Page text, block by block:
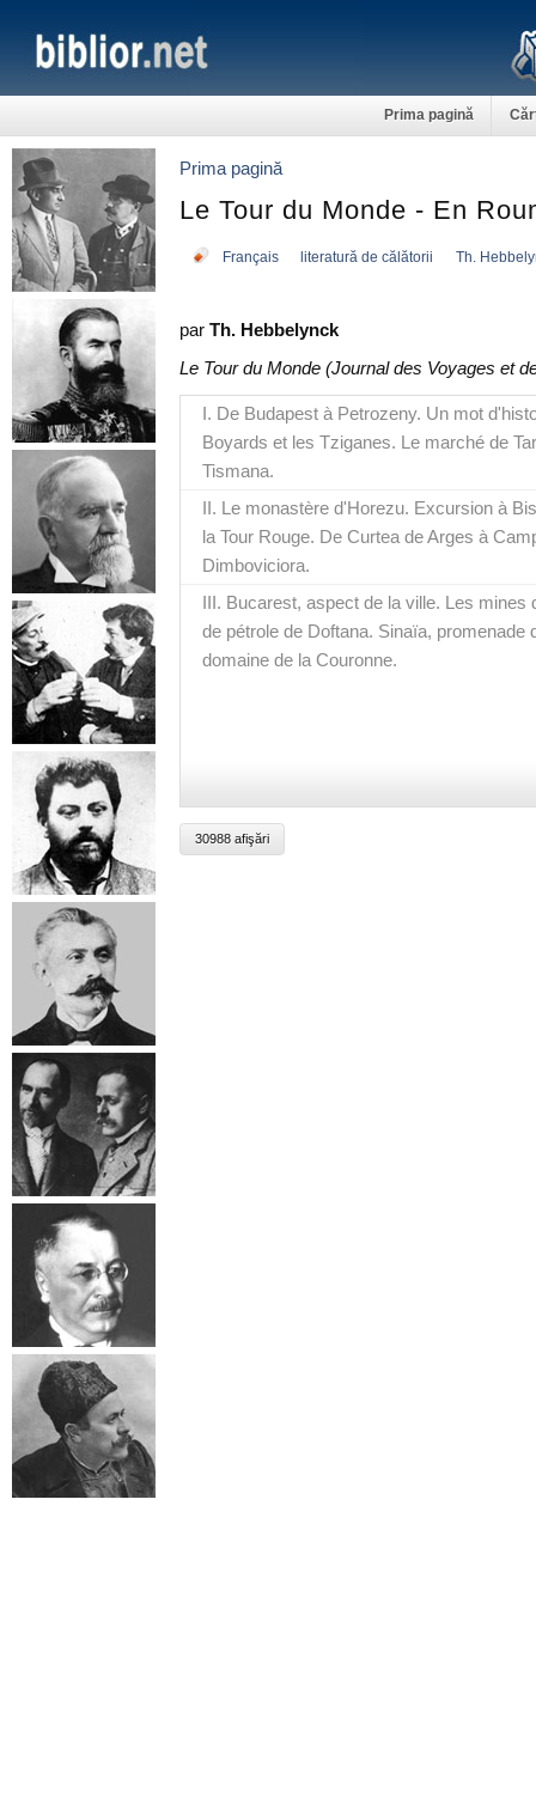
Prima pagină
Prima pagină
Le Tour du Monde - En
Français literatură de călătorii Th.
par Th. Hebbelynck
Le Tour du Monde (Journal des Voyages et
I. De Budapest à Petrozeny. Un mot
Boyards et les Tziganes. Le marché de
Tismana.
II. Le monastère d'Horezu. Excursion à
la Tour Rouge. De Curtea de Arges à
Dimboviciora.
III. Bucarest, aspect de la ville. Les mines
de pétrole de Doftana. Sinaïa, promenade
domaine de la Couronne.
30988 afişări